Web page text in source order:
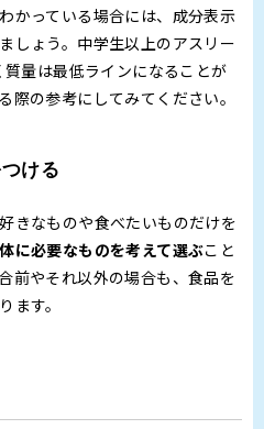
かっている場合には、成分表示
しょう。中学生以上のアスリー
質量は最低ラインになることが
際の参考にしてみてください。
ける
きなものや食べたいものだけを
に必要なものを考えて選ぶこと
前やそれ以外の場合も、食品を
ます。